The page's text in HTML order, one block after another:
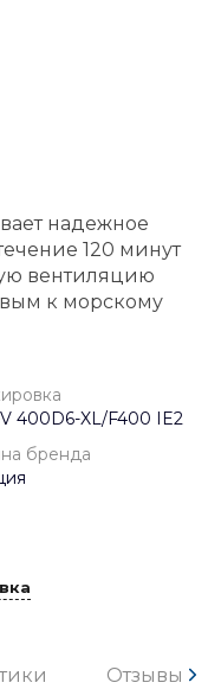
надежное
120 минут
вентиляцию
к морскому
400D6-XL/F400 IE2
бренда
Отзывы